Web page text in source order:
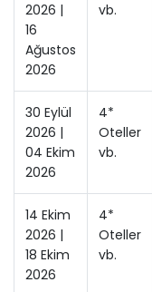
2026 |
16
Ağustos
2026
vb.
30 Eylül
2026 |
04 Ekim
2026
4*
Oteller
vb.
14 Ekim
2026 |
18 Ekim
2026
4*
Oteller
vb.